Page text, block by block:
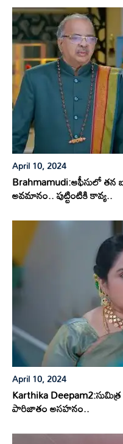
April 10, 2024
Brahmamudi:ఆఫీసులో తన
అవమానం.. పుట్టింటికి కావ్య..
April 10, 2024
Karthika
పారిజాతం అసహనం..